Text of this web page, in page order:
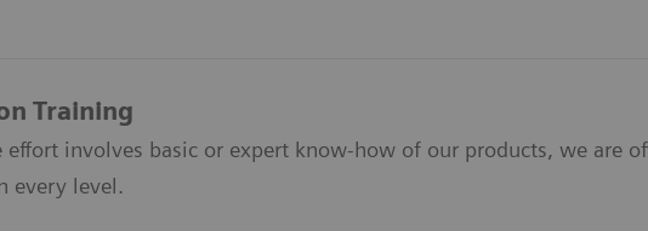
Training
effort involves basic or expert know-how of our products, we are
every level.